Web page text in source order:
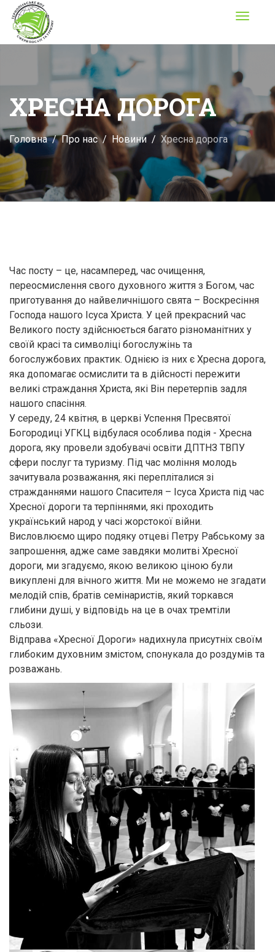
Toggle
ХРЕСНА ДОРОГА
Головна Про нас Новини Хресна дорога
Час посту – це, насамперед, час очищення,
переосмислення свого духовного життя з Богом, час
приготування до найвеличнішого свята – Воскресіння
Господа нашого Ісуса Христа. У цей прекрасний час
Великого посту здійснюється багато різноманітних у
своїй красі та символіці богослужінь та
богослужбових практик. Однією із них є Хресна дорога,
яка допомагає осмислити та в дійсності пережити
великі страждання Христа, які Він перетерпів задля
нашого спасіння.
У середу, 24 квітня, в церкві Успення Пресвятої
Богородиці УГКЦ відбулася особлива подія - Хресна
дорога, яку провели здобувачі освіти ДПТНЗ ТВПУ
сфери послуг та туризму. Під час моління молодь
зачитувала розважання, які перепліталися зі
стражданнями нашого Спасителя – Ісуса Христа під час
Хресної дороги та терпіннями, які проходить
український народ у часі жорстокої війни.
Висловлюємо щиро подяку отцеві Петру Рабському за
запрошення, адже саме завдяки молитві Хресної
дороги, ми згадуємо, якою великою ціною були
викуплені для вічного життя. Ми не можемо не згадати
мелодій спів, братів семінаристів, який торкався
глибини душі, у відповідь на це в очах тремтіли
сльози.
Відправа «Хресної Дороги» надихнула присутніх своїм
глибоким духовним змістом, спонукала до роздумів та
розважань.